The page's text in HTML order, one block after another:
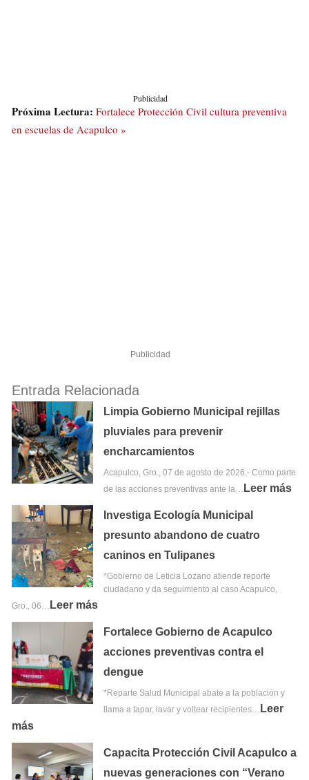
Publicidad
Próxima Lectura: Fortalece Protección Civil cultura preventiva
en escuelas de Acapulco »
Publicidad
Entrada Relacionada
Limpia Gobierno Municipal rejillas
pluviales para prevenir
encharcamientos
Acapulco, Gro., 07 de agosto de 2026.- Como parte
de las acciones preventivas ante la… Leer más
Investiga Ecología Municipal
presunto abandono de cuatro
caninos en Tulipanes
*Gobierno de Leticia Lozano atiende reporte
ciudadano y da seguimiento al caso Acapulco,
Gro., 06… Leer más
Fortalece Gobierno de Acapulco
acciones preventivas contra el
dengue
*Reparte Salud Municipal abate a la población y
llama a tapar, lavar y voltear recipientes… Leer
más
Capacita Protección Civil Acapulco a
nuevas generaciones con “Verano